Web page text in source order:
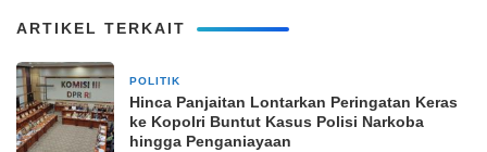
ARTIKEL TERKAIT
POLITIK
Hinca Panjaitan Lontarkan Peringatan Keras
ke Kopolri Buntut Kasus Polisi Narkoba
hingga Penganiayaan